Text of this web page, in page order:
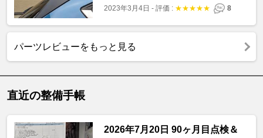
2023年3月4日 - 評価 : ★★★★★ 8
パーツレビューをもっと見る
直近の整備手帳
2026年7月20日 90ヶ月目点検＆